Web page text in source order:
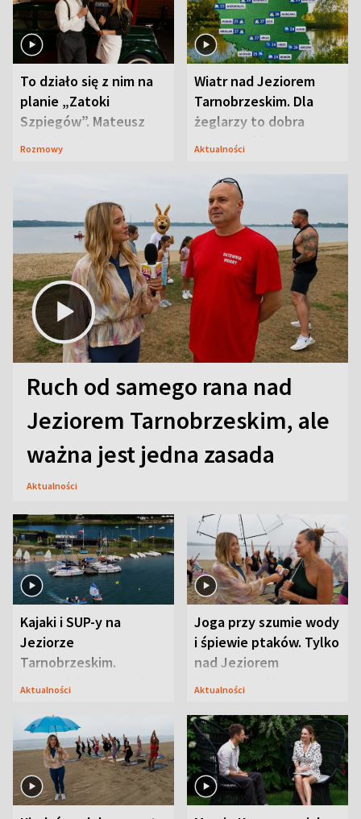
To działo się z nim na
planie „Zatoki
Szpiegów”. Mateusz
Janicki odsłonił
Rozmowy
Wiatr nad Jeziorem
Tarnobrzeskim. Dla
żeglarzy to dobra
wiadomość
Aktualności
Ruch od samego rana nad
Jeziorem Tarnobrzeskim, ale
ważna jest jedna zasada
Aktualności
Kajaki i SUP-y na
Jeziorze
Tarnobrzeskim.
Przyrodnicy zwracają
Aktualności
Joga przy szumie wody
i śpiewie ptaków. Tylko
nad Jeziorem
Tarnobrzeskim
Aktualności